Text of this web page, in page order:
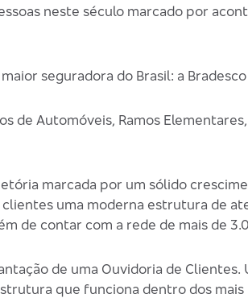
neste século marcado por
seguradora do Brasil: a
de Automóveis, Ramos
marcada por um sólido
uma moderna estrutura de
contar com a rede de mais de
de uma Ouvidoria de Clientes.
que funciona dentro dos